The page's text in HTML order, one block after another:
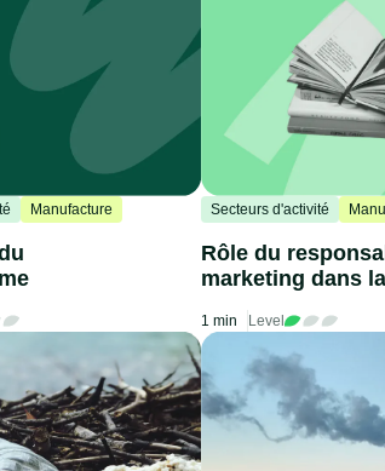
Manufacture Secteurs d'activité
Rôle du
marketing dans la
1 min Level